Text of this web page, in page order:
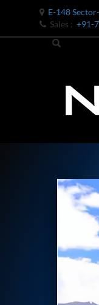
E-148
Sales : +91-
Bomb Shell
Bomb Shell
Bomb Shell
Universal
Hydraulic
Oxygen
Nitrogen
Rotor